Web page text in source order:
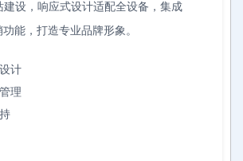
建设，响应式设计适配全设备，集成
能，打造专业品牌形象。
计
理